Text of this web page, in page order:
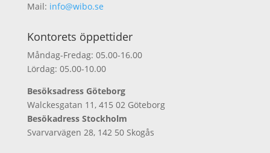
Mail: info@wibo.se
Kontorets öppettider
Måndag-Fredag: 05.00-16.00
Lördag: 05.00-10.00
Besöksadress Göteborg
Walckesgatan 11, 415 02 Göteborg
Besökadress Stockholm
Svarvarvägen 28, 142 50 Skogås